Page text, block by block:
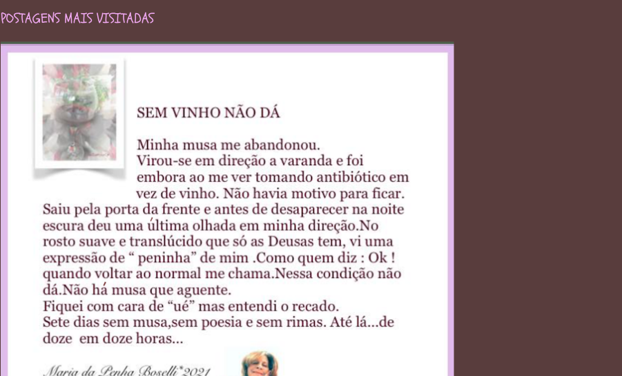
POSTAGENS MAIS VISITADAS